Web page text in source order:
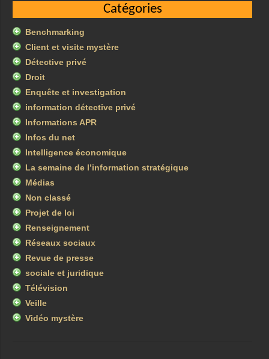
Catégories
Benchmarking
Client et visite mystère
Détective privé
Droit
Enquête et investigation
information détective privé
Informations APR
Infos du net
Intelligence économique
La semaine de l’information stratégique
Médias
Non classé
Projet de loi
Renseignement
Réseaux sociaux
Revue de presse
sociale et juridique
Télévision
Veille
Vidéo mystère